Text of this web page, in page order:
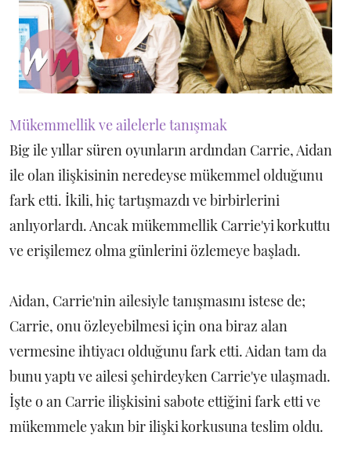
Mükemmellik ve ailelerle tanışmak
Big ile yıllar süren oyunların ardından Carrie, Aidan
ile olan ilişkisinin neredeyse mükemmel olduğunu
fark etti. İkili, hiç tartışmazdı ve birbirlerini
anlıyorlardı. Ancak mükemmellik Carrie'yi korkuttu
ve erişilemez olma günlerini özlemeye başladı.
Aidan, Carrie'nin ailesiyle tanışmasını istese de;
Carrie, onu özleyebilmesi için ona biraz alan
vermesine ihtiyacı olduğunu fark etti. Aidan tam da
bunu yaptı ve ailesi şehirdeyken Carrie'ye ulaşmadı.
İşte o an Carrie ilişkisini sabote ettiğini fark etti ve
mükemmele yakın bir ilişki korkusuna teslim oldu.